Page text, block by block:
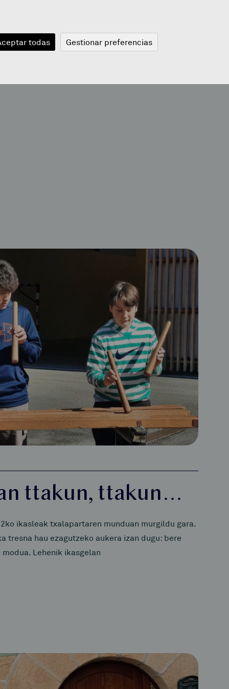
JANGELA BLOGA BERRIAK
ttakun, ttakun…
ikasleak txalapartaren munduan murgildu gara.
tresna hau ezagutzeko aukera izan dugu: bere
Lehenik ikasgelan
todas Gestionar preferencias